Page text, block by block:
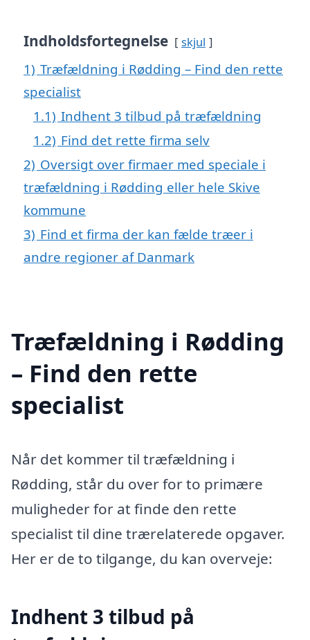
Indholdsfortegnelse skjul
1) Træfældning i Rødding – Find den rette
specialist
1.1) Indhent 3 tilbud på træfældning
1.2) Find det rette firma selv
2) Oversigt over firmaer med speciale i
træfældning i Rødding eller hele Skive
kommune
3) Find et firma der kan fælde træer i
andre regioner af Danmark
Træfældning i Rødding
– Find den rette
specialist
Når det kommer til træfældning i
Rødding, står du over for to primære
muligheder for at finde den rette
specialist til dine trærelaterede opgaver.
Her er de to tilgange, du kan overveje:
Indhent 3 tilbud på